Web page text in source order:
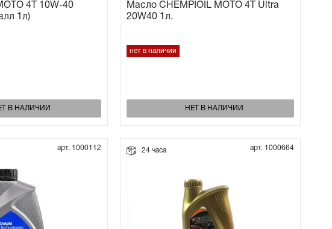
4T 10W-40
1л)
В НАЛИЧИИ
Масло CHEMPIOIL MOTO 4T Ultra
20W40 1л.
нет в наличии
НЕТ В НАЛИЧИИ
арт. 1000112 24 часа арт. 1000664